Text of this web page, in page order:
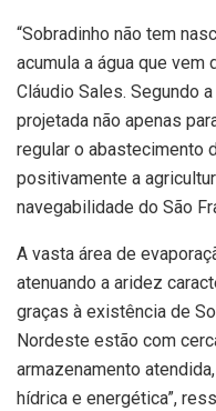
“Sobradinho não tem
acumula a água que vem
Cláudio Sales. Segundo
projetada não apenas
regular o abastecimento
positivamente a
navegabilidade do São
A vasta área de
atenuando a aridez
graças à existência de
Nordeste estão com
armazenamento
hídrica e energética”,